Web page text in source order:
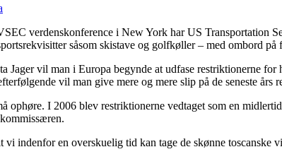
verdenskonference i New York har US Transportation
såsom skistave og golfkøller – med ombord
Jager vil man i Europa begynde at udfase restriktionerne
vil man give mere og mere slip på de seneste års
ophøre. I 2006 blev restriktionerne vedtaget som en
vi indenfor en overskuelig tid kan tage de skønne